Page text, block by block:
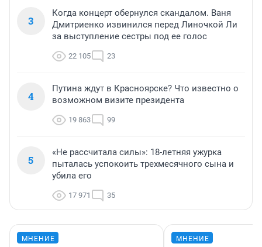
3
Когда концерт обернулся скандалом. Ваня
Дмитриенко извинился перед Линочкой Ли
за выступление сестры под ее голос
22 105 23
4
Путина ждут в Красноярске? Что известно о
возможном визите президента
19 863 99
5
«Не рассчитала силы»: 18-летняя ужурка
пыталась успокоить трехмесячного сына и
убила его
17 971 35
МНЕНИЕ МНЕНИЕ